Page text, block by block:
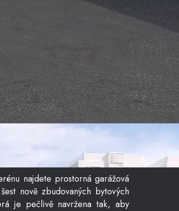
najdete prostorná garážová
nově zbudovaných bytových
je pečlivě navržena tak, aby